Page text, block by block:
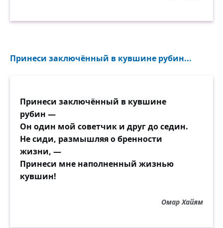
Принеси заключённый в кувшине рубин...
Принеси заключённый в кувшине
рубин —
Он один мой советчик и друг до седин.
Не сиди, размышляя о бренности
жизни, —
Принеси мне наполненный жизнью
кувшин!
Омар Хайям